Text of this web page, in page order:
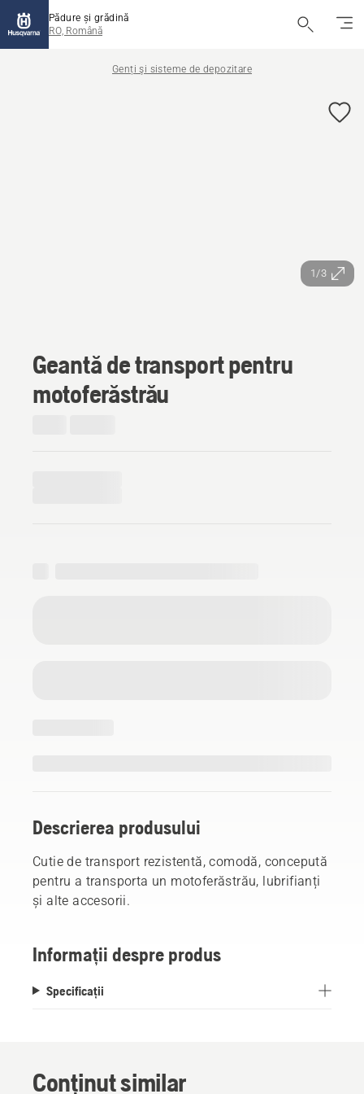
Pădure și grădină
RO, Română
Genți şi sisteme de depozitare
1/3
Geantă de transport pentru
motoferăstrău
Descrierea produsului
Cutie de transport rezistentă, comodă, concepută
pentru a transporta un motoferăstrău, lubrifianți
și alte accesorii.
Informații despre produs
Specificații
Conținut similar